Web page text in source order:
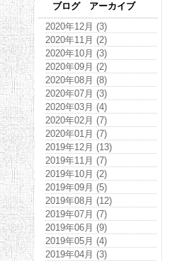
ブログ アーカイブ
2020年12月 (3)
2020年11月 (2)
2020年10月 (3)
2020年09月 (2)
2020年08月 (8)
2020年07月 (3)
2020年03月 (4)
2020年02月 (7)
2020年01月 (7)
2019年12月 (13)
2019年11月 (7)
2019年10月 (2)
2019年09月 (5)
2019年08月 (12)
2019年07月 (7)
2019年06月 (9)
2019年05月 (4)
2019年04月 (3)